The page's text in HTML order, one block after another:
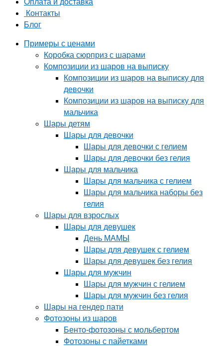
Контакты
Блог
Примеры с ценами
Коробка сюрприз с шарами
Композиции из шаров на выписку
Композиции из шаров на выписку для
девочки
Композиции из шаров на выписку для
мальчика
Шары детям
Шары для девочки
Шары для девочки с гелием
Шары для девочки без гелия
Шары для мальчика
Шары для мальчика с гелием
Шары для мальчика наборы без
гелия
Шары для взрослых
Шары для девушек
День МАМЫ
Шары для девушек с гелием
Шары для девушек без гелия
Шары для мужчин
Шары для мужчин с гелием
Шары для мужчин без гелия
Шары на гендер пати
Фотозоны из шаров
Бенто-фотозоны с мольбертом
Фотозоны с пайетками